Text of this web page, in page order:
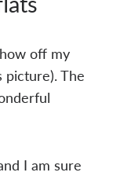
off my
picture). The
I am sure